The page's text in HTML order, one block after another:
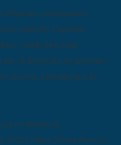
Bolsonaro conseguiram
cada um. O petista
usado pelo atual
ele. Já Bolsonaro se defendeu
secreto, à pandemia e ao
no debate os
(PDT), Felipe D'Avila (Novo) e